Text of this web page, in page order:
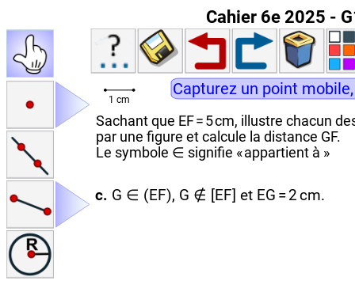
Cahier 6e 2025 -
1 cm
Sachant que EF = 5 cm, illustre chacun
par une figure et calcule la distance GF.
Le symbole ∈ signifie « appartient à »
c. G ∈ (EF), G ∉ [EF] et EG = 2 cm.
Capturez un point